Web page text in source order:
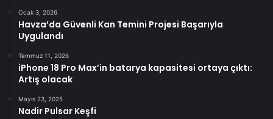
Ocak 3, 2026
Havza’da Güvenli Kan Temini Projesi Başarıyla
Uygulandı
Temmuz 11, 2026
iPhone 18 Pro Max’in batarya kapasitesi ortaya çıktı:
Artış olacak
Mayıs 23, 2025
Nadir Pulsar Keşfi